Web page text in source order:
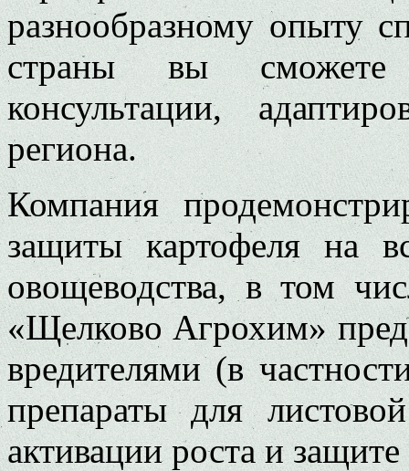
разнообразному опыту
страны вы сможете
консультации,
региона.
Компания
защиты картофеля на
овощеводства, в том
«Щелково Агрохим»
вредителями (в
препараты для
активации роста и